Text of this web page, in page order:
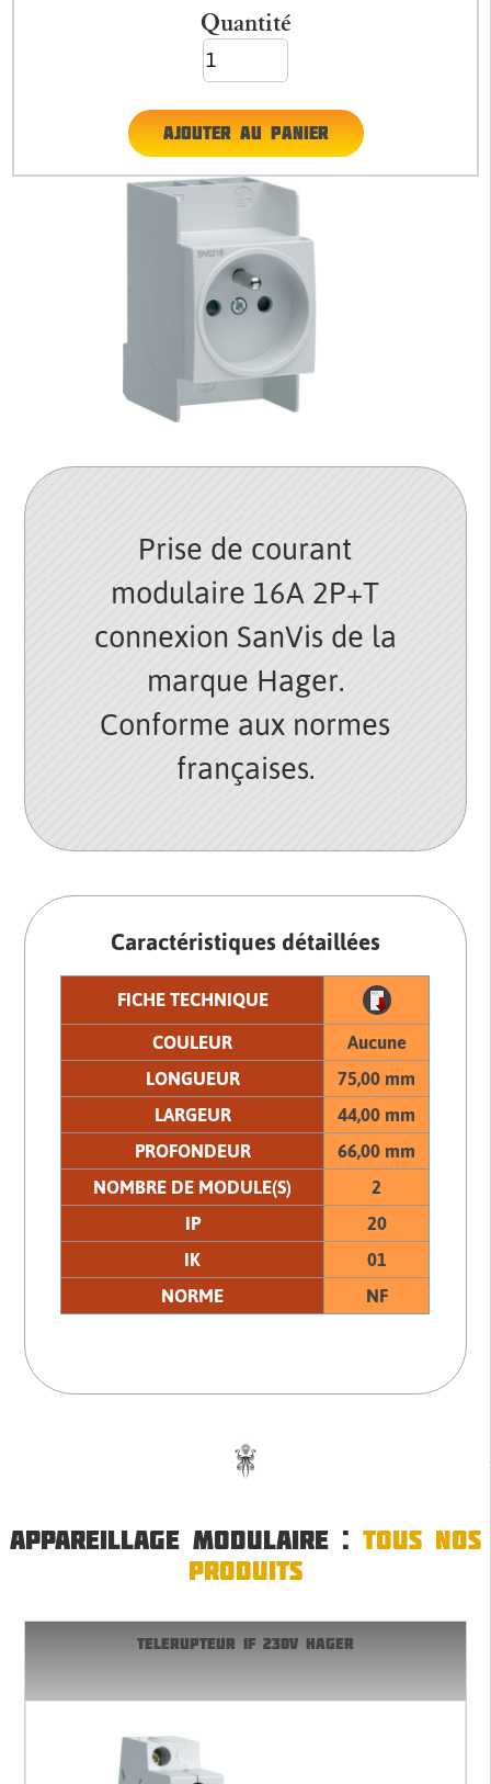
Quantité
Prise de courant
modulaire 16A 2P+T
connexion SanVis de la
marque Hager.
Conforme aux normes
françaises.
Caractéristiques détaillées
FICHE TECHNIQUE
COULEUR
Aucune
LONGUEUR
75,00 mm
LARGEUR
44,00 mm
PROFONDEUR
66,00 mm
NOMBRE DE MODULE(S)
2
IP
20
IK
01
NORME
NF
APPAREILLAGE MODULAIRE : TOUS NOS
PRODUITS
TELERUPTEUR 1F 230V HAGER